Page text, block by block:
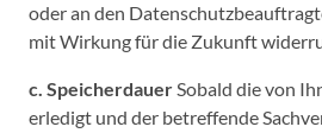
oder an den
mit Wirkung für die Zukunft
c. SpeicherdauerSobald die von
erledigt und der betreffende